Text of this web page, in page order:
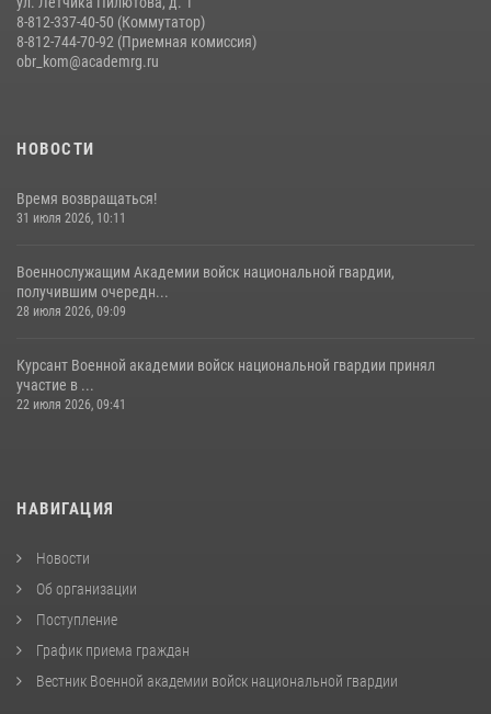
8-812-337-40-50 (Коммутатор)
8-812-744-70-92 (Приемная комиссия)
obr_kom@academrg.ru
НОВОСТИ
Время возвращаться!
31 июля 2026, 10:11
Военнослужащим Академии войск национальной гвардии,
получившим очередн...
28 июля 2026, 09:09
Курсант Военной академии войск национальной гвардии принял
участие в ...
22 июля 2026, 09:41
НАВИГАЦИЯ
Новости
Об организации
Поступление
График приема граждан
Вестник Военной академии войск национальной гвардии